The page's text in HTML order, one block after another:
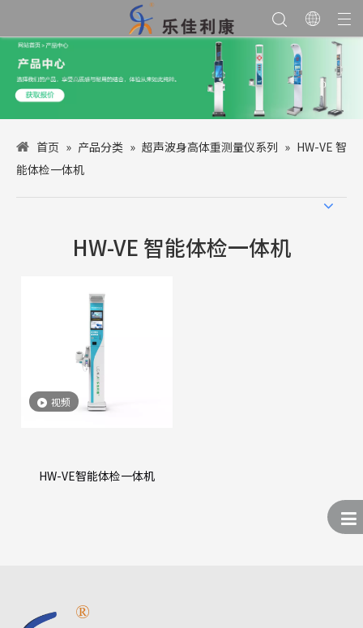
首页 » 产品分类 » 超声波身高体重测量仪系列 » HW-VE 智
能体检一体机
HW-VE 智能体检一体机
视频
HW-VE智能体检一体机